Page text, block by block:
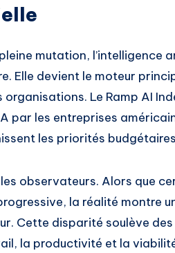
mutation, l’intelligence
Elle devient le moteur
Le Ramp AI
par les entreprises
les priorités
observateurs. Alors que
la réalité montre
Cette disparité soulève
la productivité et la